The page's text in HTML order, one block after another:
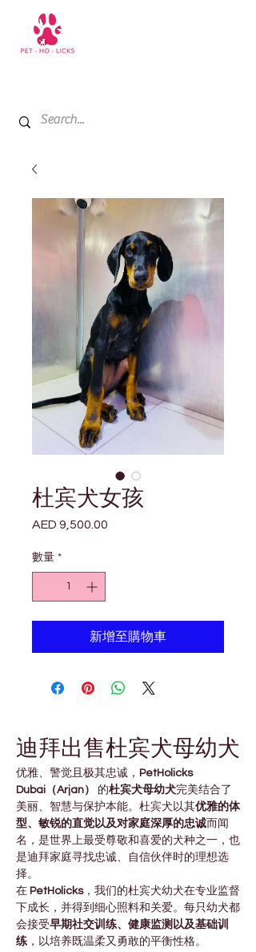
杜宾犬女孩
AED 9,500.00
數量 *
新增至購物車
迪拜出售杜宾犬母幼犬
优雅、警觉且极其忠诚， PetHolicks
Dubai（Arjan）
的杜宾犬母幼犬完美结合了
美丽、智慧与保护本能。杜宾犬以其优雅的体
型、敏锐的直觉以及对家庭深厚的忠诚而闻
名，是世界上最受尊敬和喜爱的犬种之一，也
是迪拜家庭寻找忠诚、自信伙伴时的理想选
择。
在 PetHolicks，我们的杜宾犬幼犬在专业监督
下成长，并得到细心照料和关爱。每只幼犬都
会接受早期社交训练、健康监测以及基础训
练 ，以培养既温柔又勇敢的平衡性格。